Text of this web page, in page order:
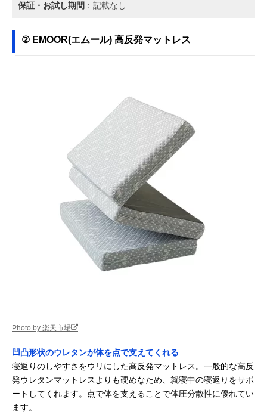
保証・お試し期間 ：記載なし
② EMOOR(エムール) 高反発マットレス
Photo by 楽天市場
凹凸形状のウレタンが体を点で支えてくれる
寝返りのしやすさをウリにした高反発マットレス。一般的な高反
発ウレタンマットレスよりも硬めなため、就寝中の寝返りをサポ
ートしてくれます。点で体を支えることで体圧分散性に優れてい
ます。